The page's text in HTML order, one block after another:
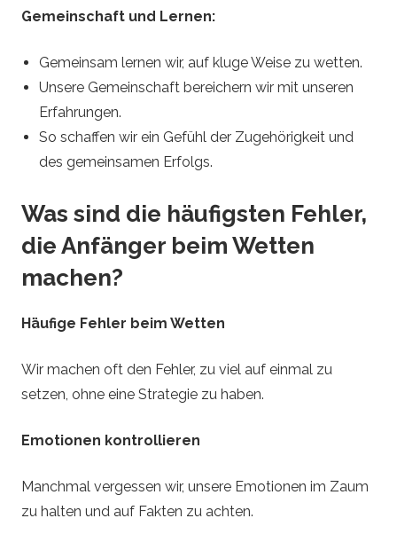
Gemeinschaft und Lernen:
Gemeinsam lernen wir, auf kluge Weise zu wetten.
Unsere Gemeinschaft bereichern wir mit unseren
Erfahrungen.
So schaffen wir ein Gefühl der Zugehörigkeit und
des gemeinsamen Erfolgs.
Was sind die häufigsten Fehler,
die Anfänger beim Wetten
machen?
Häufige Fehler beim Wetten
Wir machen oft den Fehler, zu viel auf einmal zu
setzen, ohne eine Strategie zu haben.
Emotionen kontrollieren
Manchmal vergessen wir, unsere Emotionen im Zaum
zu halten und auf Fakten zu achten.